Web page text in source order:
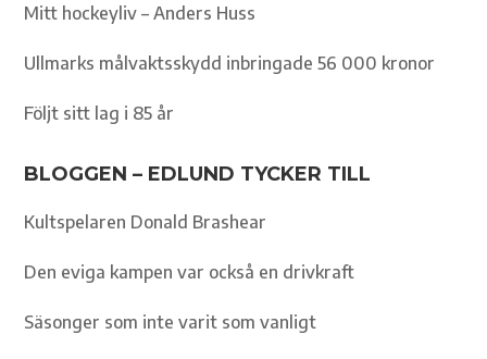
Mitt hockeyliv – Anders Huss
Ullmarks målvaktsskydd inbringade 56 000 kronor
Följt sitt lag i 85 år
BLOGGEN – EDLUND TYCKER TILL
Kultspelaren Donald Brashear
Den eviga kampen var också en drivkraft
Säsonger som inte varit som vanligt